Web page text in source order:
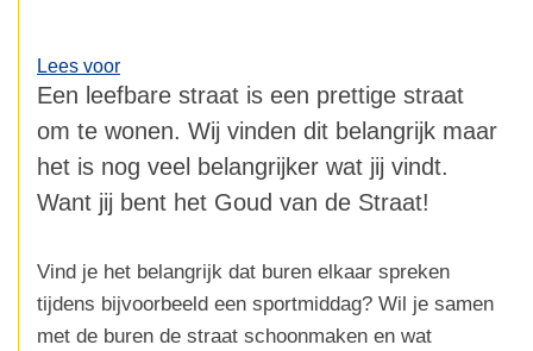
Lees voor
Een leefbare straat is een prettige straat
om te wonen. Wij vinden dit belangrijk maar
het is nog veel belangrijker wat jij vindt.
Want jij bent het Goud van de Straat!
Vind je het belangrijk dat buren elkaar spreken
tijdens bijvoorbeeld een sportmiddag? Wil je samen
met de buren de straat schoonmaken en wat